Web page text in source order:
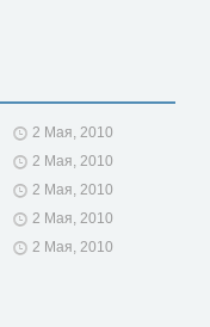
2 Мая, 2010
2 Мая, 2010
2 Мая, 2010
2 Мая, 2010
2 Мая, 2010